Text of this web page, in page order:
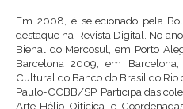
Em 2008, é selecionado pela
destaque na Revista Digital. No
Bienal do Mercosul, em Porto
Barcelona 2009, em
Cultural do Banco do Brasil do
Paulo-CCBB/SP. Participa das
Arte Hélio Oiticica, e